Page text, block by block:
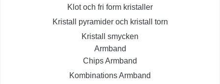
Klot och fri form kristaller
Kristall pyramider och kristall torn
Kristall smycken
Armband
Chips Armband
Kombinations Armband